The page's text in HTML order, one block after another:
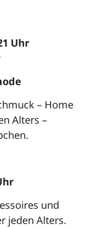
Uhr
– Home
Alters –
und
jeden Alters.